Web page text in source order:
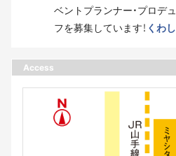
ベントプランナー・プロデ
フを募集しています！ くわ
Access